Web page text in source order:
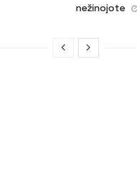
nežinojote